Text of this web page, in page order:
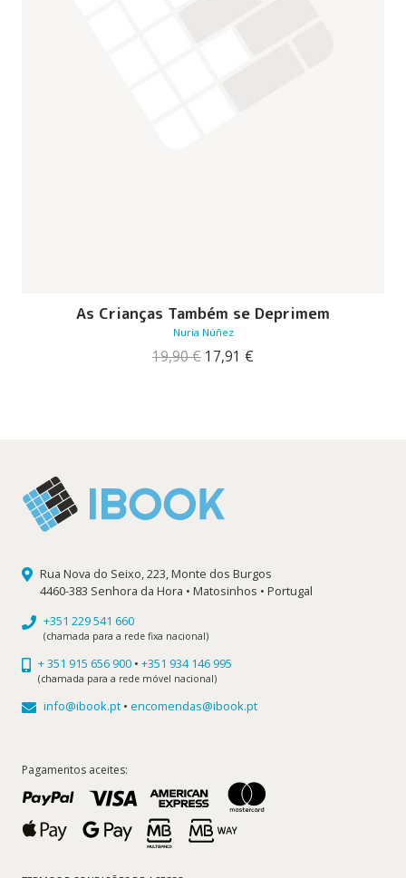
As Crianças Também se Deprimem
Nuria Núñez
19,90€ O
17,91 €
Rua Nova do Seixo, 223, Monte dos Burgos
4460-383 Senhora da Hora • Matosinhos • Portugal
+351 229 541 660
(chamada para a rede fixa nacional)
+ 351 915 656 900 • +351 934 146 995
(chamada para a rede móvel nacional)
info@ibook.pt • encomendas@ibook.pt
Pagamentos aceites: